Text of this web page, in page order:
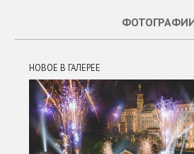
НОВОЕ В ГАЛЕРЕЕ